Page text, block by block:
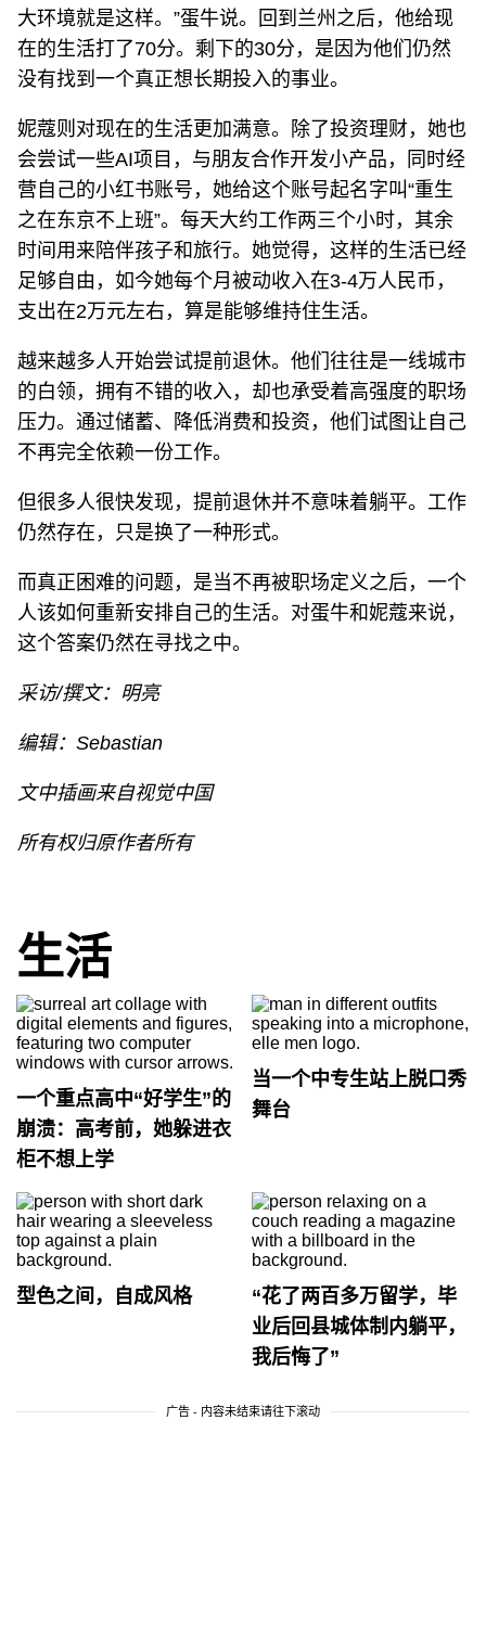
大环境就是这样。”蛋牛说。回到兰州之后，他给现
在的生活打了70分。剩下的30分，是因为他们仍然
没有找到一个真正想长期投入的事业。
妮蔻则对现在的生活更加满意。除了投资理财，她也
会尝试一些AI项目，与朋友合作开发小产品，同时经
营自己的小红书账号，她给这个账号起名字叫“重生
之在东京不上班”。每天大约工作两三个小时，其余
时间用来陪伴孩子和旅行。她觉得，这样的生活已经
足够自由，如今她每个月被动收入在3-4万人民币，
支出在2万元左右，算是能够维持住生活。
越来越多人开始尝试提前退休。他们往往是一线城市
的白领，拥有不错的收入，却也承受着高强度的职场
压力。通过储蓄、降低消费和投资，他们试图让自己
不再完全依赖一份工作。
但很多人很快发现，提前退休并不意味着躺平。工作
仍然存在，只是换了一种形式。
而真正困难的问题，是当不再被职场定义之后，一个
人该如何重新安排自己的生活。对蛋牛和妮蔻来说，
这个答案仍然在寻找之中。
采访/撰文：明亮
编辑：Sebastian
文中插画来自视觉中国
所有权归原作者所有
生活
一个重点高中“好学生”的
崩溃：高考前，她躲进衣
柜不想上学
当一个中专生站上脱口秀
舞台
型色之间，自成风格
“花了两百多万留学，毕
业后回县城体制内躺平，
我后悔了”
广告 - 内容未结束请往下滚动